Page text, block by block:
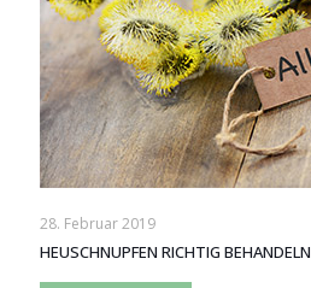
28. Februar 2019
HEUSCHNUPFEN RICHTIG BEHANDELN